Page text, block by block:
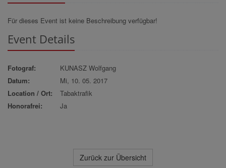
Für dieses Event ist keine Beschreibung verfügbar!
Event Details
Fotograf:
KUNASZ Wolfgang
Datum:
Mi, 10. 05. 2017
Location / Ort:
Tabaktrafik
Honorafrei:
Ja
Zurück zur Übersicht